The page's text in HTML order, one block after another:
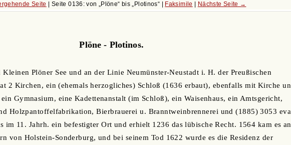
Seite | Seite 0136: von Plöne bis Plotinos Faksimile Nächste Seite →
Plöne - Plotinos.
Plöner See und an der Linie Neumünster-Neustadt i. H. der Preußischen
2 Kirchen, ein (ehemals herzogliches) Schloß (1636 erbaut), ebenfalls mit Kirche
Gymnasium, eine Kadettenanstalt (im Schloß), ein Waisenhaus, ein Amtsgericht,
Holzpantoffelfabrikation, Bierbrauerei u. Branntweinbrennerei und (1885) 3053
im 11. Jahrh. ein befestigter Ort und erhielt 1236 das lübische Recht. 1564 kam es
von Holstein-Sonderburg, und bei seinem Tod 1622 wurde es die Residenz der